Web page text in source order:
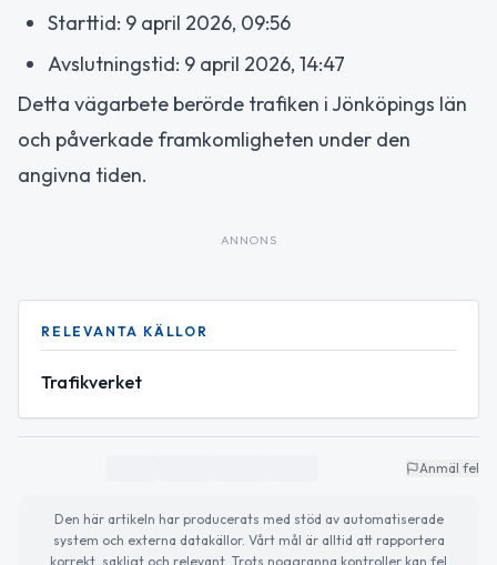
Starttid: 9 april 2026, 09:56
Avslutningstid: 9 april 2026, 14:47
Detta vägarbete berörde trafiken i Jönköpings län
och påverkade framkomligheten under den
angivna tiden.
ANNONS
RELEVANTA KÄLLOR
Trafikverket
Anmäl fel
Den här artikeln har producerats med stöd av automatiserade
system och externa datakällor. Vårt mål är alltid att rapportera
korrekt, sakligt och relevant. Trots noggranna kontroller kan fel